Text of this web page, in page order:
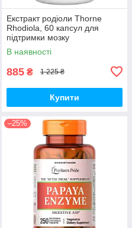
Екстракт родіоли Thorne
Rhodiola, 60 капсул для
підтримки мозку
В наявності
885 ₴ 1 225 ₴
Купити
–25%